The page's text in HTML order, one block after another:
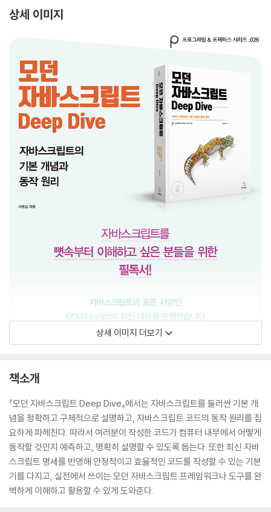
상세 이미지
상세 이미지 더보기
책소개
『모던 자바스크립트 Deep Dive』에서는 자바스크립트를 둘러싼 기본 개
념을 정확하고 구체적으로 설명하고, 자바스크립트 코드의 동작 원리를 집
요하게 파헤친다. 따라서 여러분이 작성한 코드가 컴퓨터 내부에서 어떻게
동작할 것인지 예측하고, 명확히 설명할 수 있도록 돕는다. 또한 최신 자바
스크립트 명세를 반영해 안정적이고 효율적인 코드를 작성할 수 있는 기본
기를 다지고, 실전에서 쓰이는 모던 자바스크립트 프레임워크나 도구를 완
벽하게 이해하고 활용할 수 있게 도와준다.